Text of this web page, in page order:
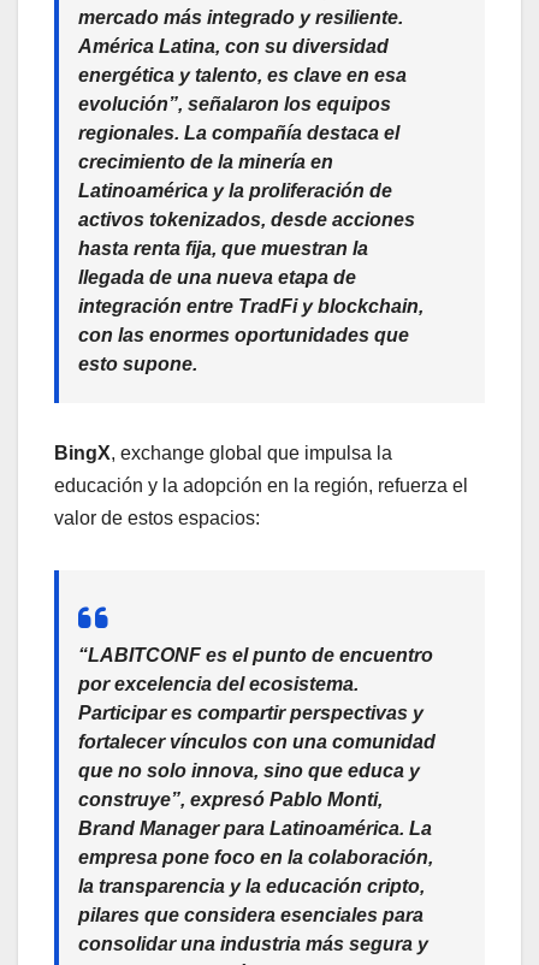
mercado más integrado y resiliente.
América Latina, con su diversidad
energética y talento, es clave en esa
evolución”, señalaron los equipos
regionales. La compañía destaca el
crecimiento de la minería en
Latinoamérica y la proliferación de
activos tokenizados, desde acciones
hasta renta fija, que muestran la
llegada de una nueva etapa de
integración entre TradFi y blockchain,
con las enormes oportunidades que
esto supone.
BingX, exchange global que impulsa la
educación y la adopción en la región, refuerza el
valor de estos espacios:
“LABITCONF es el punto de encuentro
por excelencia del ecosistema.
Participar es compartir perspectivas y
fortalecer vínculos con una comunidad
que no solo innova, sino que educa y
construye”, expresó Pablo Monti,
Brand Manager para Latinoamérica. La
empresa pone foco en la colaboración,
la transparencia y la educación cripto,
pilares que considera esenciales para
consolidar una industria más segura y